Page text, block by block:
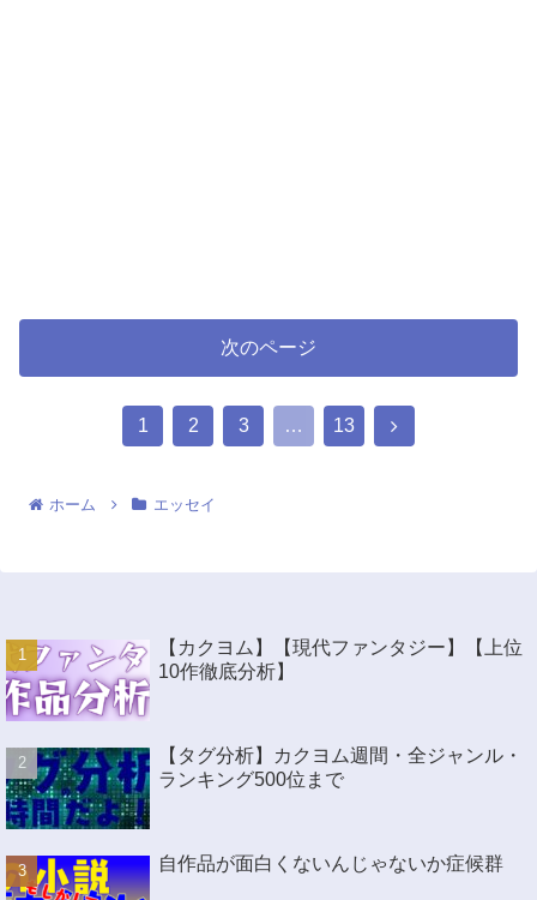
次のページ
1 2 3 … 13
次
ホーム エッセイ
【カクヨム】【現代ファンタジー】【上位
10作徹底分析】
【タグ分析】カクヨム週間・全ジャンル・
ランキング500位まで
自作品が面白くないんじゃないか症候群